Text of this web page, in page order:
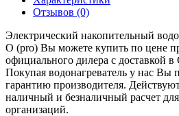
Отзывов (0)
Электрический накопительный
O (pro) Вы можете купить по цене
официального дилера с доставкой в
Покупая водонагреватель у нас Вы
гарантию производителя.
наличный и безналичный расчет
организаций.